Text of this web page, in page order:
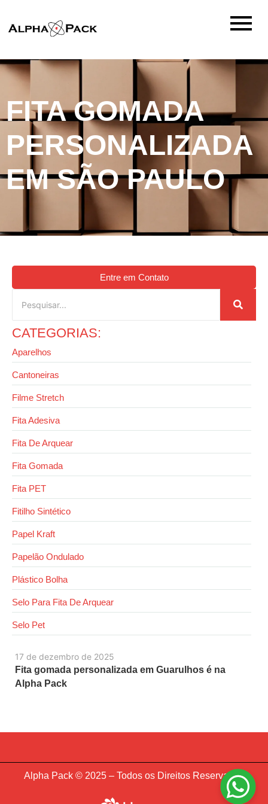
FITA GOMADA
PERSONALIZADA
EM SÃO PAULO
17 de dezembro de 2025
Fita gomada personalizada em Guarulhos é na
Alpha Pack
Entre em Contato
CATEGORIAS:
Aparelhos
Cantoneiras
Filme Stretch
Fita Adesiva
Fita De Arquear
Fita Gomada
Fita PET
Fitilho Sintético
Papel Kraft
Papelão Ondulado
Plástico Bolha
Selo Para Fita De Arquear
Selo Pet
Alpha Pack © 2025 – Todos os Direitos Reservados